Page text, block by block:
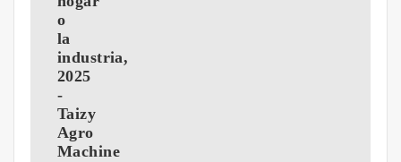
o
la
industria,
2025
-
Taizy
Agro
Machine